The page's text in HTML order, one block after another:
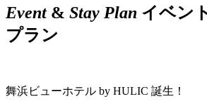
Event& Stay Plan イベン
プラン
舞浜ビューホテル by HULIC 誕生！